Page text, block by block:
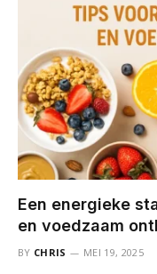
Een energieke
en voedzaam
BY CHRIS MEI 19, 2025